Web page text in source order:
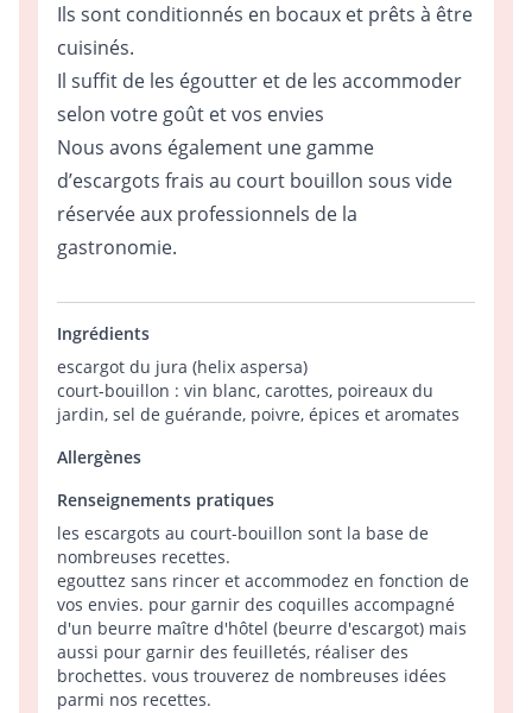
Ils sont conditionnés en bocaux et prêts à être
cuisinés.
Il suffit de les égoutter et de les accommoder
selon votre goût et vos envies
Nous avons également une gamme
d’escargots frais au court bouillon sous vide
réservée aux professionnels de la
gastronomie.
Ingrédients
escargot du jura (helix aspersa)
court-bouillon : vin blanc, carottes, poireaux du
jardin, sel de guérande, poivre, épices et aromates
Allergènes
Renseignements pratiques
les escargots au court-bouillon sont la base de
nombreuses recettes.
egouttez sans rincer et accommodez en fonction de
vos envies. pour garnir des coquilles accompagné
d'un beurre maître d'hôtel (beurre d'escargot) mais
aussi pour garnir des feuilletés, réaliser des
brochettes. vous trouverez de nombreuses idées
parmi nos recettes.